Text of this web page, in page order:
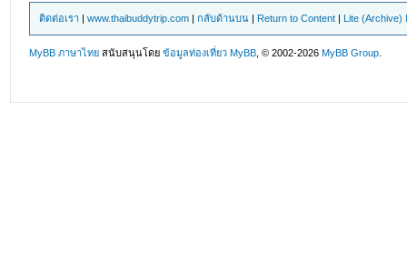
ติดต่อเรา |www.thaibuddytrip.com |กลับด้านบน | Return to Content | Lite (Archive)
MyBB ภาษาไทย สนับสนุนโดยข้อมูลท่องเที่ยว MyBB , © 2002-2026MyBB Group